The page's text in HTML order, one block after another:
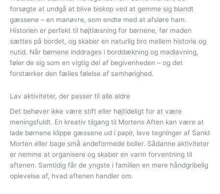
forsøgte at undgå at blive biskop ved at gemme sig blandt
gæssene – en manøvre, som endte med at afsløre ham.
Historien er perfekt til højtlæsning for børnene, før maden
sættes på bordet, og skaber en naturlig bro mellem historie og
nutid. Når børnene inddrages i borddækning og madlavning,
føler de sig som en vigtig del af begivenheden – og det
forstærker den fælles følelse af samhørighed.
Lav aktiviteter, der passer til alle aldre
Det behøver ikke være stift eller højtideligt for at være
meningsfuldt. En kreativ tilgang til Mortens Aften kan være at
lade børnene klippe gæssene ud i papir, lave tegninger af Sankt
Morten eller bage små andeformede boller. Sådanne aktiviteter
er nemme at organisere og skaber en varm forventning til
aftenen. Samtidig får de yngste i familien en mere håndgribelig
oplevelse af, hvad aftenen handler om.